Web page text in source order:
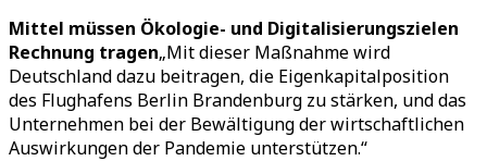
Mittel müssen Ökologie- und Digitalisierungszielen
Rechnung tragen„Mit dieser Maßnahme wird
Deutschland dazu beitragen, die Eigenkapitalposition
des Flughafens Berlin Brandenburg zu stärken, und das
Unternehmen bei der Bewältigung der wirtschaftlichen
Auswirkungen der Pandemie unterstützen.“